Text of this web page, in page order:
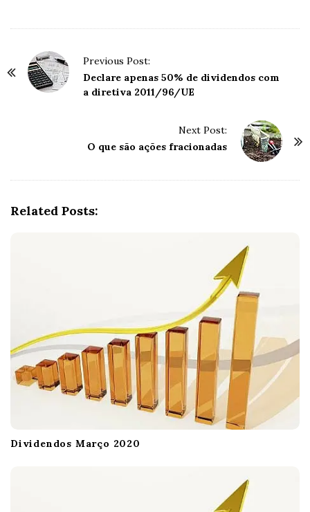
Previous Post:
Declare apenas 50% de dividendos com
a diretiva 2011/96/UE
Next Post:
O que são ações fracionadas
Related Posts:
Dividendos Março 2020